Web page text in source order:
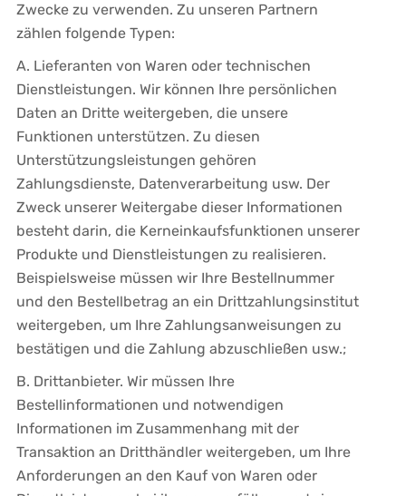
Zwecke zu verwenden. Zu unseren Partnern
zählen folgende Typen:
A. Lieferanten von Waren oder technischen
Dienstleistungen. Wir können Ihre persönlichen
Daten an Dritte weitergeben, die unsere
Funktionen unterstützen. Zu diesen
Unterstützungsleistungen gehören
Zahlungsdienste, Datenverarbeitung usw. Der
Zweck unserer Weitergabe dieser Informationen
besteht darin, die Kerneinkaufsfunktionen unserer
Produkte und Dienstleistungen zu realisieren.
Beispielsweise müssen wir Ihre Bestellnummer
und den Bestellbetrag an ein Drittzahlungsinstitut
weitergeben, um Ihre Zahlungsanweisungen zu
bestätigen und die Zahlung abzuschließen usw.;
B. Drittanbieter. Wir müssen Ihre
Bestellinformationen und notwendigen
Informationen im Zusammenhang mit der
Transaktion an Dritthändler weitergeben, um Ihre
Anforderungen an den Kauf von Waren oder